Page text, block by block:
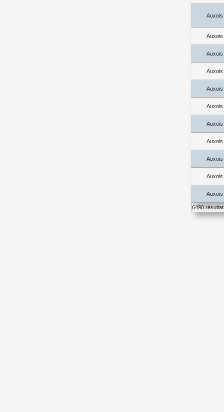
Auxois
Auxois
Auxois
Auxois
Auxois
Auxois
Auxois
Auxois
Auxois
Auxois
Auxois
6490